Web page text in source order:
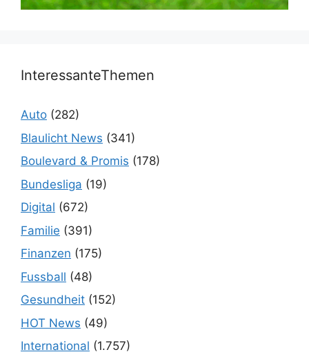
InteressanteThemen
Auto (282)
Blaulicht News (341)
Boulevard & Promis (178)
Bundesliga (19)
Digital (672)
Familie (391)
Finanzen (175)
Fussball (48)
Gesundheit (152)
HOT News (49)
International (1.757)